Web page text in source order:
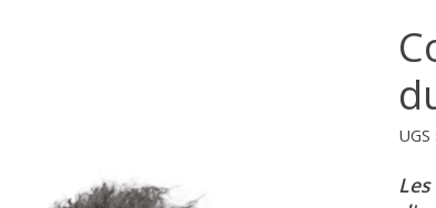
UGS